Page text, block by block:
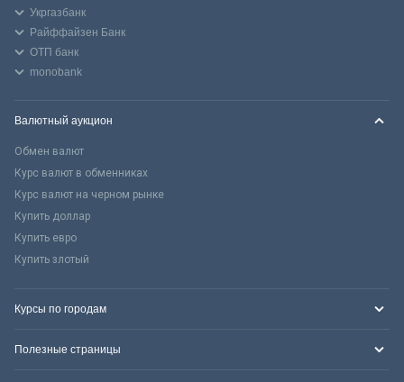
Укргазбанк
Райффайзен Банк
ОТП банк
monobank
Валютный аукцион
Обмен валют
Курс валют в обменниках
Курс валют на черном рынке
Купить доллар
Купить евро
Купить злотый
Курсы по городам
Полезные страницы